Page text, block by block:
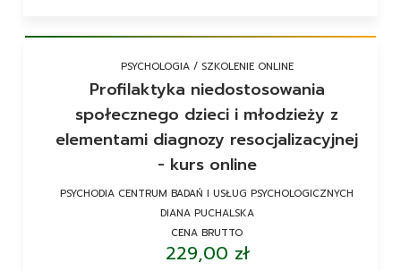
PSYCHOLOGIA / SZKOLENIE ONLINE
Profilaktyka niedostosowania
społecznego dzieci i młodzieży z
elementami diagnozy resocjalizacyjnej
- kurs online
PSYCHODIA CENTRUM BADAŃ I USŁUG PSYCHOLOGICZNYCH
DIANA PUCHALSKA
CENA BRUTTO
229,00 zł